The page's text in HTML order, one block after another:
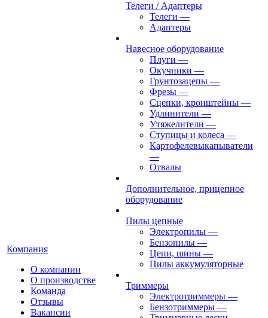
Компания
О компании
О производстве
Команда
Отзывы
Вакансии
Телеги / Адаптеры
Телеги —
Адаптеры
Навесное оборудование
Плуги —
Окучники —
Грунтозацепы —
Фрезы —
Сцепки, кронштейны —
Удлинители —
Утяжелители —
Ступицы и колеса —
Картофелевыкапыватели
—
Отвалы
Дополнительное, прицепное
оборудование
Пилы цепные
Электропилы —
Бензопилы —
Цепи, шины —
Пилы аккумуляторные
Триммеры
Электротриммеры —
Бензотриммеры —